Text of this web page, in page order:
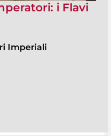
i Flavi
Imperiali